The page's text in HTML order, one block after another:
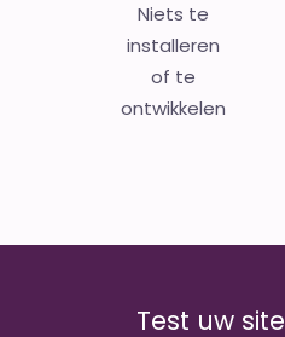
Niets te
installeren
of te
ontwikkelen
Test uw